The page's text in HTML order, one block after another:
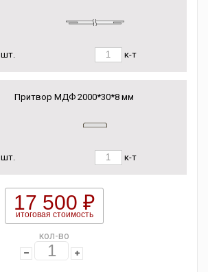
шт. к-т
Притвор МДФ 2000*30*8 мм
шт. к-т
17 500 ₽
итоговая стоимость
кол-во